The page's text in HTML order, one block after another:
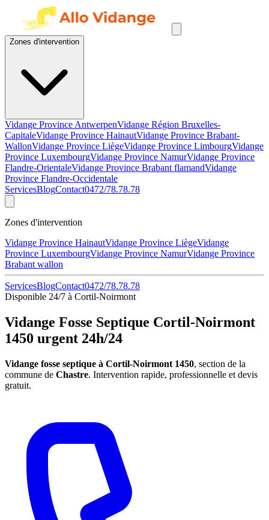
Zones d'intervention
Vidange Province AntwerpenVidange Région Bruxelles-
CapitaleVidange Province HainautVidange Province Brabant-
WallonVidange Province LiègeVidange Province LimbourgVidange
Province LuxembourgVidange Province NamurVidange Province
Flandre-OrientaleVidange Province Brabant flamandVidange
Province Flandre-Occidentale
ServicesBlogContact0472/78.78.78
Zones d'intervention
Vidange Province HainautVidange Province LiègeVidange
Province LuxembourgVidange Province NamurVidange Province
Brabant wallon
ServicesBlogContact0472/78.78.78
Disponible 24/7 à Cortil-Noirmont
Vidange Fosse Septique Cortil-Noirmont
1450 urgent 24h/24
Vidange fosse septique à Cortil-Noirmont 1450, section de la
commune de Chastre. Intervention rapide, professionnelle et devis
gratuit.